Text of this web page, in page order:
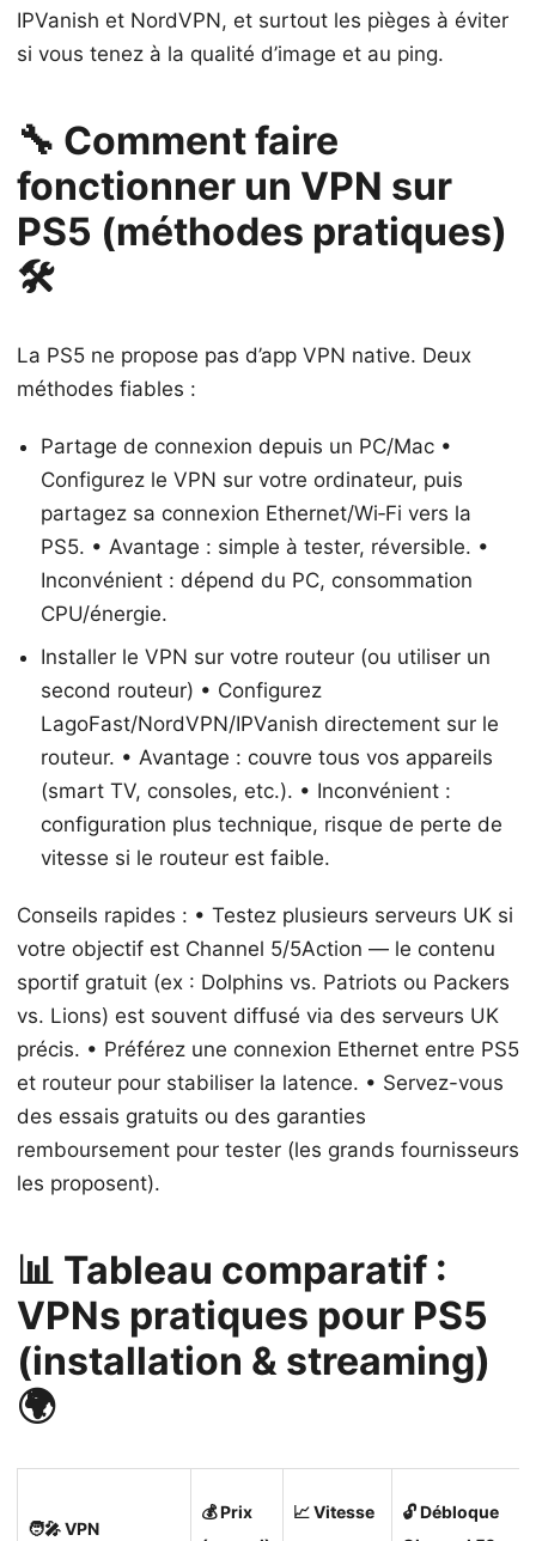
IPVanish et NordVPN, et surtout les pièges à éviter
si vous tenez à la qualité d’image et au ping.
🔧 Comment faire
fonctionner un VPN sur
PS5 (méthodes pratiques)
🛠️
La PS5 ne propose pas d’app VPN native. Deux
méthodes fiables :
Partage de connexion depuis un PC/Mac •
Configurez le VPN sur votre ordinateur, puis
partagez sa connexion Ethernet/Wi‑Fi vers la
PS5. • Avantage : simple à tester, réversible. •
Inconvénient : dépend du PC, consommation
CPU/énergie.
Installer le VPN sur votre routeur (ou utiliser un
second routeur) • Configurez
LagoFast/NordVPN/IPVanish directement sur le
routeur. • Avantage : couvre tous vos appareils
(smart TV, consoles, etc.). • Inconvénient :
configuration plus technique, risque de perte de
vitesse si le routeur est faible.
Conseils rapides : • Testez plusieurs serveurs UK si
votre objectif est Channel 5/5Action — le contenu
sportif gratuit (ex : Dolphins vs. Patriots ou Packers
vs. Lions) est souvent diffusé via des serveurs UK
précis. • Préférez une connexion Ethernet entre PS5
et routeur pour stabiliser la latence. • Servez-vous
des essais gratuits ou des garanties
remboursement pour tester (les grands fournisseurs
les proposent).
📊 Tableau comparatif :
VPNs pratiques pour PS5
(installation & streaming)
🌍
🧑‍🎤 VPN
💰 Prix
📈 Vitesse
🔓 Débloque